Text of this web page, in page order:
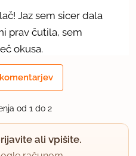
Jaz sem sicer dala
prav čutila, sem
okusa.
od 1 do 2
ali vpišite.